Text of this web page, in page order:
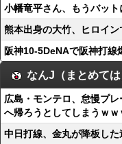
小幡竜平さん、もうバッ
熊本出身の大竹、ヒロイ
阪神10-5DeNAで阪神打
なんJ（まとめて
広島・モンテロ、怠慢プ
へ帰ろうとしてしまうｗｗ
中日打線、金丸が降板し